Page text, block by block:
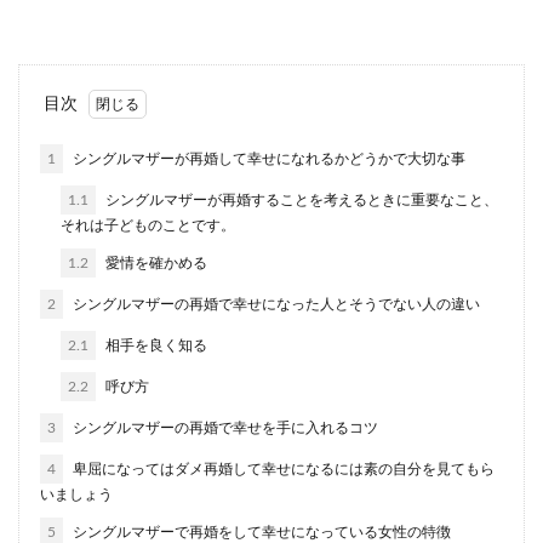
に報告するべきなのでしょうか。 友達も恋人も大
切に...
です。誰かに話しを聞いてもらいたくなることも
あるのではな...
目次
1 シングルマザーが再婚して幸せになれるかどうかで大切な事
1.1
シングルマザーが再婚することを考えるときに重要なこと、
それは子どものことです。
1.2 愛情を確かめる
2 シングルマザーの再婚で幸せになった人とそうでない人の違い
2.1 相手を良く知る
2.2 呼び方
3 シングルマザーの再婚で幸せを手に入れるコツ
4
卑屈になってはダメ再婚して幸せになるには素の自分を見てもら
いましょう
5 シングルマザーで再婚をして幸せになっている女性の特徴